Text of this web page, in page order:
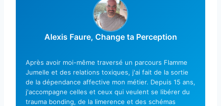
Alexis Faure, Change ta Perception
Après avoir moi-même traversé un parcours Flamme
Jumelle et des relations toxiques, j'ai fait de la sortie
de la dépendance affective mon métier. Depuis 15 ans,
j'accompagne celles et ceux qui veulent se libérer du
trauma bonding, de la limerence et des schémas